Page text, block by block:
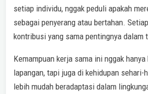
setiap individu, nggak peduli apakah
sebagai penyerang atau bertahan.
kontribusi yang sama pentingnya dalam
Kemampuan kerja sama ini nggak
lapangan, tapi juga di kehidupan sehari-
lebih mudah beradaptasi dalam